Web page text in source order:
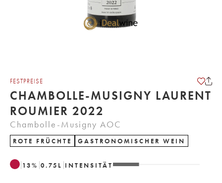
FESTPREISE
CHAMBOLLE-MUSIGNY LAURENT
ROUMIER 2022
Chambolle-Musigny AOC
ROTE FRÜCHTE GASTRONOMISCHER WEIN
13% 0.75 L INTENSITÄT